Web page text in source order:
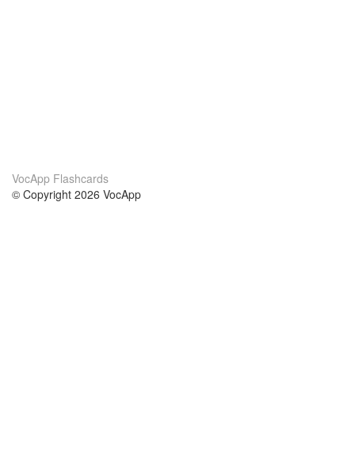
VocApp Flashcards
© Copyright 2026 VocApp